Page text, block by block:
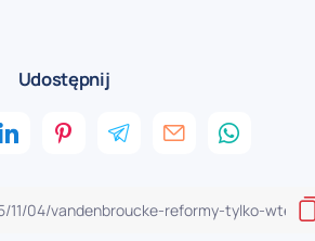
Udostępnij